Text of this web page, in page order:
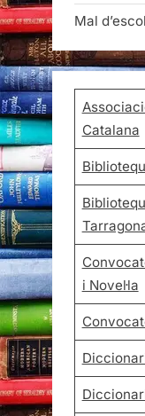
Mal
Catalana
i Novel·la